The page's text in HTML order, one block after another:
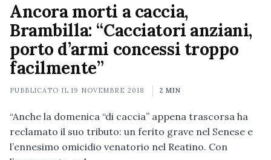
Ancora morti a caccia,
Brambilla: “Cacciatori anziani,
porto d’armi concessi troppo
facilmente”
PUBBLICATO IL19 NOVEMBRE 2018 2 MIN
“Anche la domenica “di caccia” appena trascorsa ha
reclamato il suo tributo: un ferito grave nel Senese e
l’ennesimo omicidio venatorio nel Reatino. Con